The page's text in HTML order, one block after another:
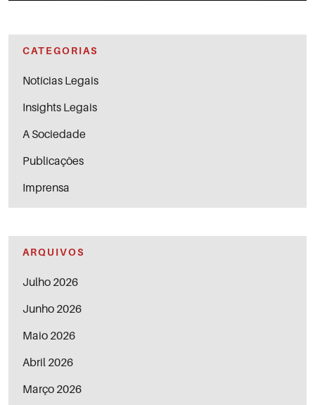
CATEGORIAS
Notícias Legais
Insights Legais
A Sociedade
Publicações
Imprensa
ARQUIVOS
Julho 2026
Junho 2026
Maio 2026
Abril 2026
Março 2026